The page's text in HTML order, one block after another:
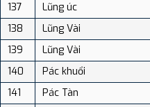
137
Lũng úc
138
Lũng Vài
139
Lũng Vài
140
Pác khuổi
141
Pác Tàn